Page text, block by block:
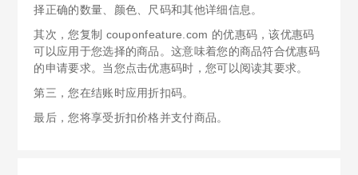
择正确的数量、颜色、尺码和其他详细信息。
其次，您复制 couponfeature.com 的优惠码，该优惠码
可以应用于您选择的商品。这意味着您的商品符合优惠码
的申请要求。当您点击优惠码时，您可以阅读其要求。
第三，您在结账时应用折扣码。
最后，您将享受折扣价格并支付商品。